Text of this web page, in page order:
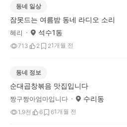
동네 일상
잠못드는 여름밤 동네 라디오 소리
혜리 석수1동
713 2 21개월 전
동네 정보
순대곱창볶음 맛집입니다
짱구짱아엄마입니다 수리동
1.9천 6 61개월 전